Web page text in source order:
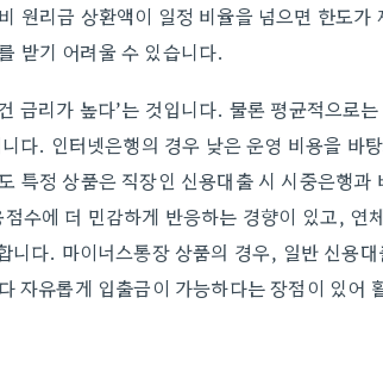
원리금 상환액이 일정 비율을 넘으면 한도가
받기 어려울 수 있습니다.
금리가 높다’는 것입니다. 물론 평균적으로
다. 인터넷은행의 경우 낮은 운영 비용을 바
특정 상품은 직장인 신용대출 시 시중은행과
수에 더 민감하게 반응하는 경향이 있고, 연
다. 마이너스통장 상품의 경우, 일반 신용대
자유롭게 입출금이 가능하다는 장점이 있어